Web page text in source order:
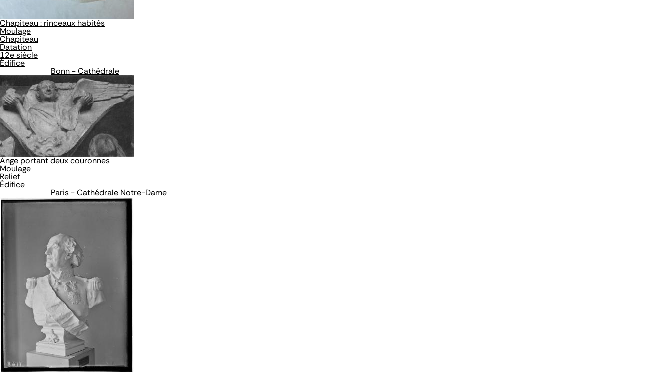
Chapiteau : rinceaux habités
Moulage
Chapiteau
Datation
12e siècle
Édifice
Bonn - Cathédrale
Ange portant deux couronnes
Moulage
Relief
Édifice
Paris - Cathédrale Notre-Dame